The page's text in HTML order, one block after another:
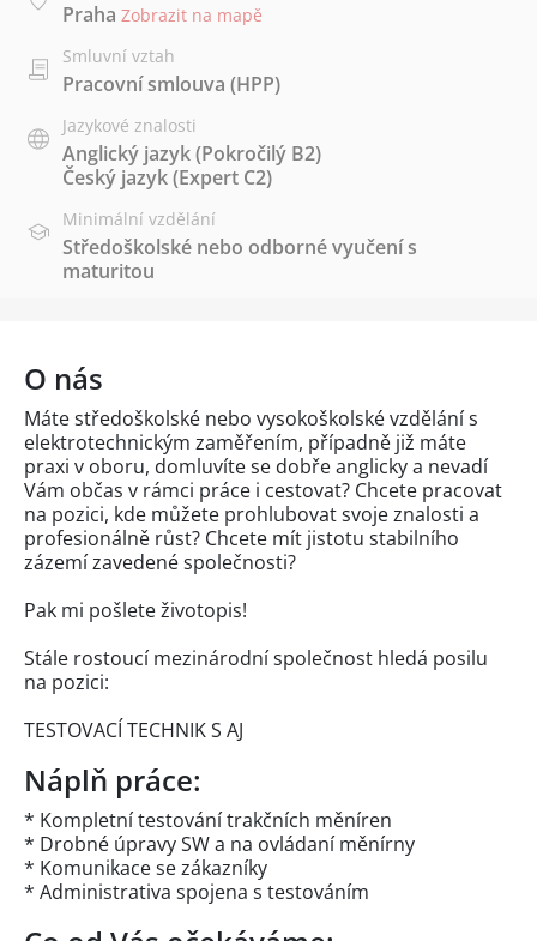
Praha Zobrazit na mapě
Smluvní vztah
Pracovní smlouva (HPP)
Jazykové znalosti
Anglický jazyk(Pokročilý B2)
Český jazyk(Expert C2)
Minimální vzdělání
Středoškolské nebo odborné vyučení s
maturitou
O nás
Máte středoškolské nebo vysokoškolské vzdělání s
elektrotechnickým zaměřením, případně již máte
praxi v oboru, domluvíte se dobře anglicky a nevadí
Vám občas v rámci práce i cestovat? Chcete pracovat
na pozici, kde můžete prohlubovat svoje znalosti a
profesionálně růst? Chcete mít jistotu stabilního
zázemí zavedené společnosti?
Pak mi pošlete životopis!
Stále rostoucí mezinárodní společnost hledá posilu
na pozici:
TESTOVACÍ TECHNIK S AJ
Náplň práce:
* Kompletní testování trakčních měníren
* Drobné úpravy SW a na ovládaní měnírny
* Komunikace se zákazníky
* Administrativa spojena s testováním